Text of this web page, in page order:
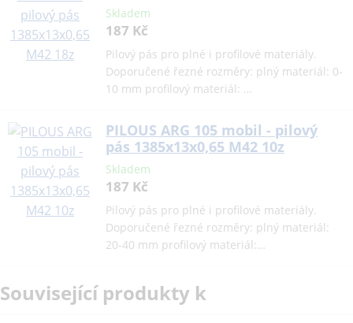
Skladem
187 Kč
Pilový pás pro plné i profilové materiály.
Doporučené řezné rozměry: plný materiál: 0-
10 mm profilový materiál: …
PILOUS ARG 105 mobil - pilový
pás 1385x13x0,65 M42 10z
Skladem
187 Kč
Pilový pás pro plné i profilové materiály.
Doporučené řezné rozměry: plný materiál:
20-40 mm profilový materiál:…
Související produkty k